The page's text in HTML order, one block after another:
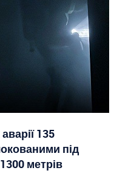
135
під
метрів